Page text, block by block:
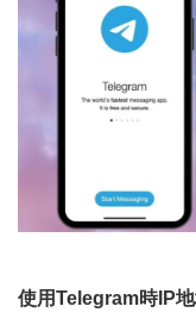
使用Telegram時IP